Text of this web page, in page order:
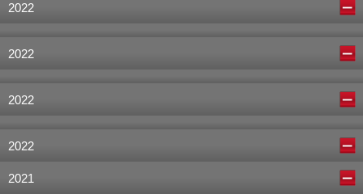
2022
2022
2022
2022
2021